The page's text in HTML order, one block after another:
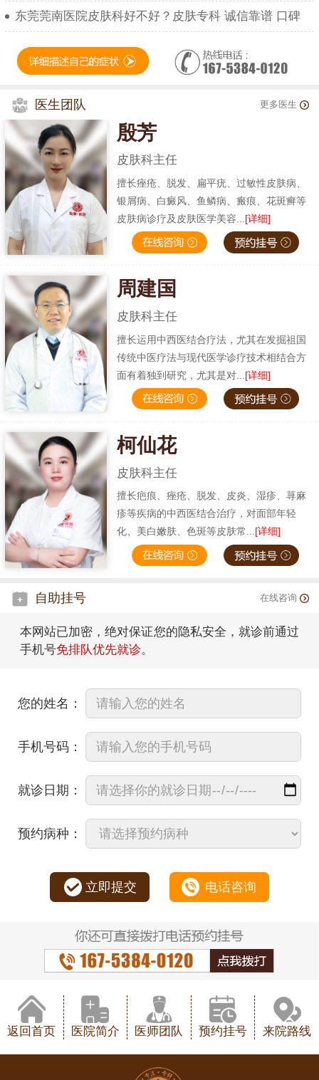
东莞莞南医院皮肤科好不好？皮肤专科 诚信靠谱 口碑
医生团队 更多医生
殷芳
皮肤科主任
擅长痤疮、脱发、扁平疣、过敏性皮肤病、
银屑病、白癜风、鱼鳞病、瘢痕、花斑癣等
皮肤病诊疗及皮肤医学美容... [详细]
周建国
皮肤科主任
擅长运用中西医结合疗法，尤其在发掘祖国
传统中医疗法与现代医学诊疗技术相结合方
面有着独到研究，尤其是对... [详细]
柯仙花
皮肤科主任
擅长疤痕、痤疮、脱发、皮炎、湿疹、荨麻
疹等疾病的中西医结合治疗，对面部年轻
化、美白嫩肤、色斑等皮肤常...[详细]
自助挂号 在线咨询
本网站已加密，绝对保证您的隐私安全，就诊前通过
手机号免排队优先就诊。
您的姓名：
手机号码：
就诊日期：
预约病种：
立即提交 电话咨询
返回首页 医院简介 医师团队 预约挂号 来院路线